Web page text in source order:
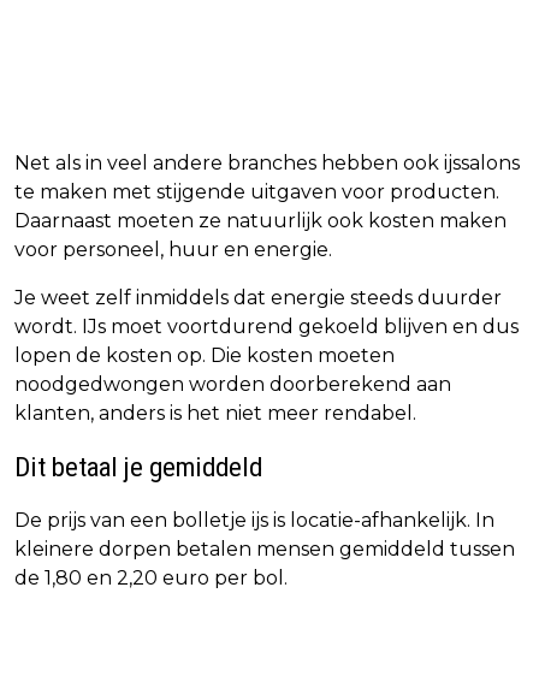
Net als in veel andere branches hebben ook ijssalons
te maken met stijgende uitgaven voor producten.
Daarnaast moeten ze natuurlijk ook kosten maken
voor personeel, huur en energie.
Je weet zelf inmiddels dat energie steeds duurder
wordt. IJs moet voortdurend gekoeld blijven en dus
lopen de kosten op. Die kosten moeten
noodgedwongen worden doorberekend aan
klanten, anders is het niet meer rendabel.
Dit betaal je gemiddeld
De prijs van een bolletje ijs is locatie-afhankelijk. In
kleinere dorpen betalen mensen gemiddeld tussen
de 1,80 en 2,20 euro per bol.